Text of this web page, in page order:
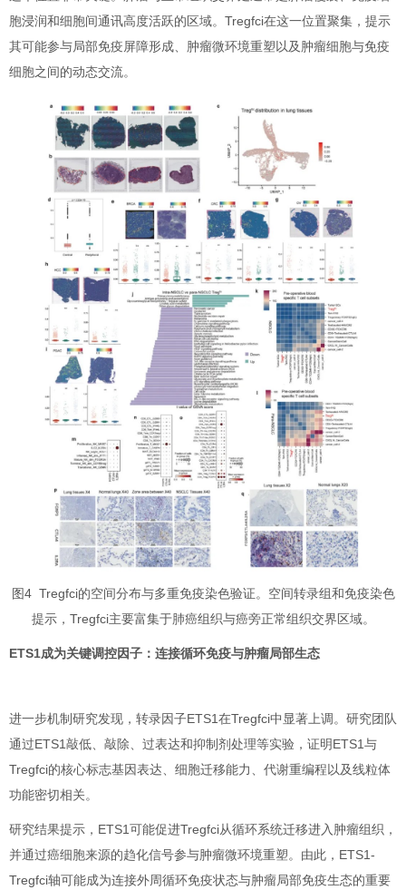
胞浸润和细胞间通讯高度活跃的区域。Tregfci在这一位置聚集，提示
其可能参与局部免疫屏障形成、肿瘤微环境重塑以及肿瘤细胞与免疫
细胞之间的动态交流。
图4 Tregfci的空间分布与多重免疫染色验证。空间转录组和免疫染色
提示，Tregfci主要富集于肺癌组织与癌旁正常组织交界区域。
ETS1成为关键调控因子：连接循环免疫与肿瘤局部生态
进一步机制研究发现，转录因子ETS1在Tregfci中显著上调。研究团队
通过ETS1敲低、敲除、过表达和抑制剂处理等实验，证明ETS1与
Tregfci的核心标志基因表达、细胞迁移能力、代谢重编程以及线粒体
功能密切相关。
研究结果提示，ETS1可能促进Tregfci从循环系统迁移进入肿瘤组织，
并通过癌细胞来源的趋化信号参与肿瘤微环境重塑。由此，ETS1-
Tregfci轴可能成为连接外周循环免疫状态与肿瘤局部免疫生态的重要